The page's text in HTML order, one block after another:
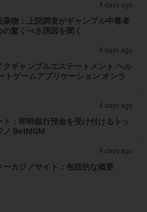
4 days ago
薬物：上院調査がギャンブル中毒者
驚くべき誘因を聞く
4 days ago
クギャンブルエステートメント ヘル
トゲームアプリケーション オンラ
4 days ago
ト：即時銀行預金を受け付けるトッ
ノ BetMGM
4 days ago
ーカジノサイト：包括的な概要